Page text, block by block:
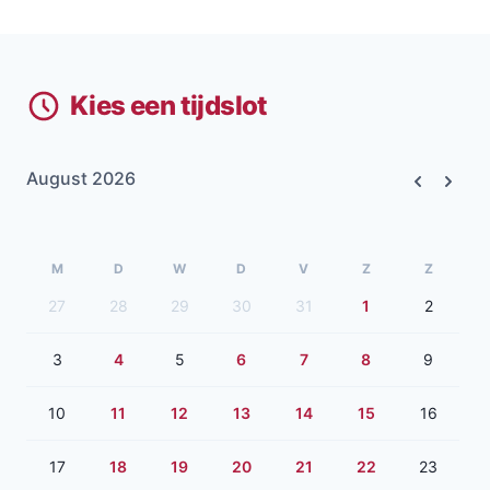
Kies een tijdslot
August 2026
M D W D V Z Z
27 28 29 30 31 1 2
3 4 5 6 7 8 9
10 11 12 13 14 15 16
17 18 19 20 21 22 23